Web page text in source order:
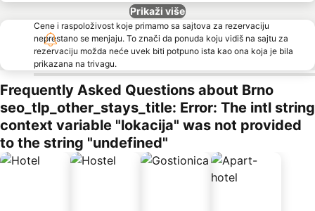
Prikaži više
Cene i raspoloživost koje primamo sa sajtova za rezervaciju
neprestano se menjaju. To znači da ponuda koju vidiš na sajtu za
rezervaciju možda neće uvek biti potpuno ista kao ona koja je bila
prikazana na trivagu.
Frequently Asked Questions about Brno
seo_tlp_other_stays_title: Error: The intl string
context variable "lokacija" was not provided
to the string "undefined"